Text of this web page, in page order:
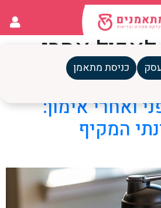
כניסת מתאמן
אחרי
ואחרי אימון:
המקיף